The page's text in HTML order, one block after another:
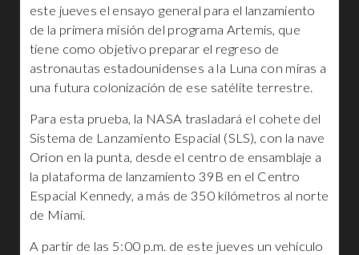
este jueves el ensayo general para el lanzamiento
de la primera misión del programa Artemis, que
tiene como objetivo preparar el regreso de
astronautas estadounidenses a la Luna con miras a
una futura colonización de ese satélite terrestre.
Para esta prueba, la NASA trasladará el cohete del
Sistema de Lanzamiento Espacial (SLS), con la nave
Orion en la punta, desde el centro de ensamblaje a
la plataforma de lanzamiento 39B en el Centro
Espacial Kennedy, a más de 350 kilómetros al norte
de Miami.
A partir de las 5:00 p.m. de este jueves un vehículo